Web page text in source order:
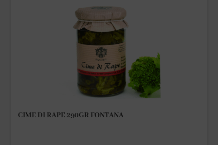
CIME DI RAPE 290GR FONTANA